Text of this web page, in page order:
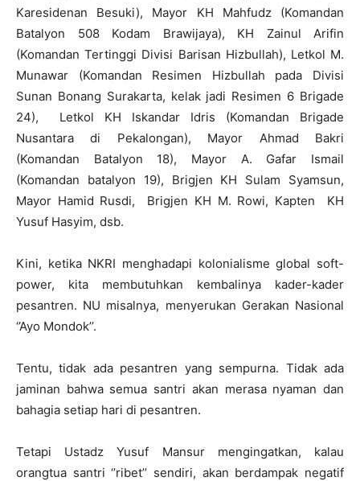
Karesidenan Besuki), Mayor KH Mahfudz (Komandan
Batalyon 508 Kodam Brawijaya), KH Zainul Arifin
(Komandan Tertinggi Divisi Barisan Hizbullah), Letkol M.
Munawar (Komandan Resimen Hizbullah pada Divisi
Sunan Bonang Surakarta, kelak jadi Resimen 6 Brigade
24), Letkol KH Iskandar Idris (Komandan Brigade
Nusantara di Pekalongan), Mayor Ahmad Bakri
(Komandan Batalyon 18), Mayor A. Gafar Ismail
(Komandan batalyon 19), Brigjen KH Sulam Syamsun,
Mayor Hamid Rusdi, Brigjen KH M. Rowi, Kapten KH
Yusuf Hasyim, dsb.
Kini, ketika NKRI menghadapi kolonialisme global soft-
power, kita membutuhkan kembalinya kader-kader
pesantren. NU misalnya, menyerukan Gerakan Nasional
‘’Ayo Mondok’’.
Tentu, tidak ada pesantren yang sempurna. Tidak ada
jaminan bahwa semua santri akan merasa nyaman dan
bahagia setiap hari di pesantren.
Tetapi Ustadz Yusuf Mansur mengingatkan, kalau
orangtua santri ‘’ribet’’ sendiri, akan berdampak negatif